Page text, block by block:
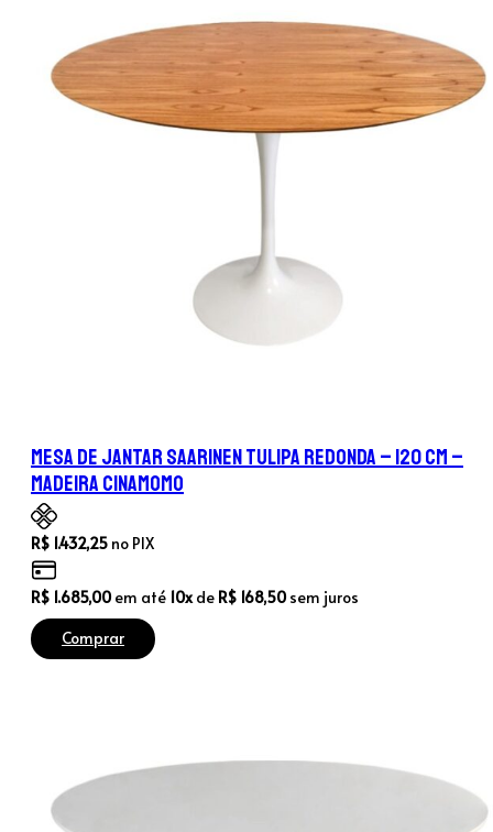
Mesa de Jantar Saarinen Tulipa Redonda – 120 cm –
Madeira Cinamomo
R$ 1.432,25 no PIX
R$ 1.685,00em até 10x de R$ 168,50sem juros
Comprar